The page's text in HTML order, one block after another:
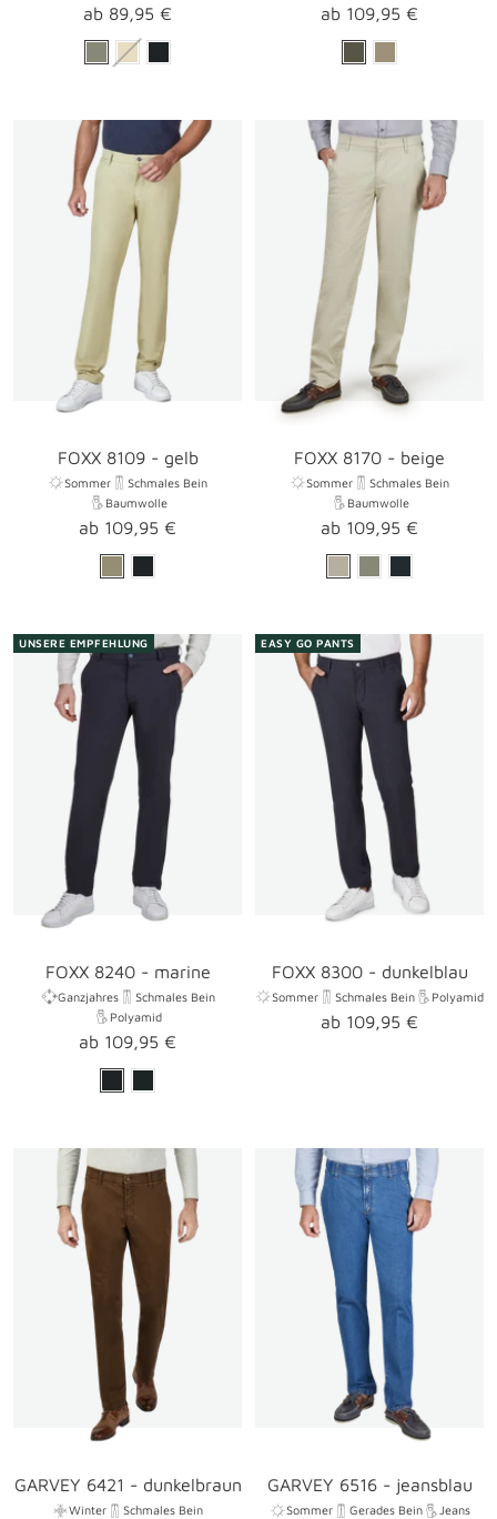
Angebotspreis
ab 89,95 € Angebotspreis
ab 109,95 €
FOXX 8109 - gelb
Sommer
Schmales Bein
Baumwolle
Angebotspreis
ab 109,95 €
FOXX 8170 - beige
Sommer
Schmales Bein
Baumwolle
Angebotspreis
ab 109,95 €
UNSERE EMPFEHLUNG
FOXX 8240 - marine
Ganzjahres
Schmales Bein
Polyamid
Angebotspreis
ab 109,95 €
EASY GO PANTS
FOXX 8300 - dunkelblau
Sommer Schmales Bein Polyamid
Angebotspreis
ab 109,95 €
GARVEY 6421 - dunkelbraun
Winter
Schmales Bein
GARVEY 6516 - jeansblau
Sommer Gerades Bein Jeans